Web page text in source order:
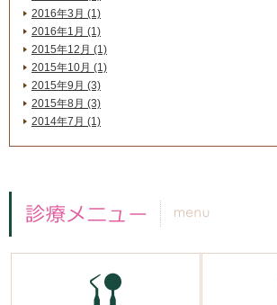
2016年3月 (1)
2016年1月 (1)
2015年12月 (1)
2015年10月 (1)
2015年9月 (3)
2015年8月 (3)
2014年7月 (1)